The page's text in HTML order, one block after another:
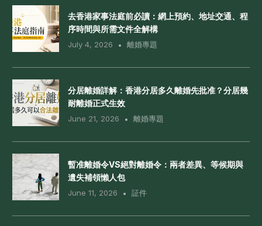
去香港家事法庭前必讀：網上預約、地址交通、程
序時間與所需文件全解構
July 4, 2026 離婚專題
分居離婚詳解：香港分居多久離婚先批准？分居幾
耐離婚正式生效
June 21, 2026 離婚專題
暫准離婚令VS絕對離婚令：兩者差異、等候期與
遺失補領懶人包
June 11, 2026 証件